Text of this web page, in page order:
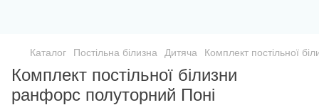
Каталог Постільна білизна Дитяча Комплект постільної
Комплект постільної білизни
ранфорс полуторний Поні